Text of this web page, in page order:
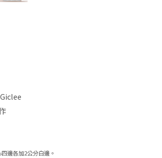
邊各加2公分白邊。